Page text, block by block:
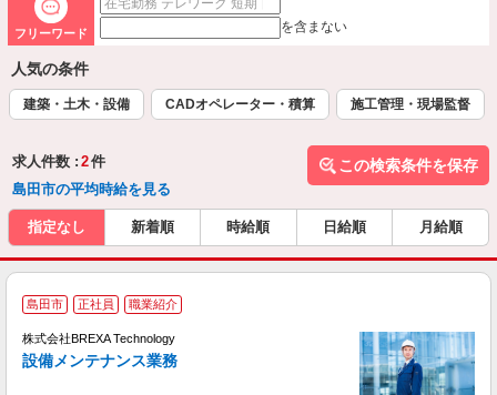
フリーワード を含まない
人気の条件
建築・土木・設備 CADオペレーター・積算 施工管理・現場監督
求人件数 : 2件
島田市の平均時給を見る
この検索条件を保存
指定なし 新着順 時給順 日給順 月給順
島田市 正社員 職業紹介
株式会社BREXA Technology
設備メンテナンス業務